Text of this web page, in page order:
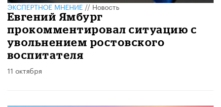
ЭКСПЕРТНОЕ МНЕНИЕ//Новость
Евгений Ямбург
прокомментировал ситуацию с
увольнением ростовского
воспитателя
11 октября